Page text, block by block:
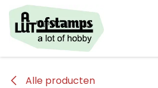
Overslaan naar inhoud
Alle producten